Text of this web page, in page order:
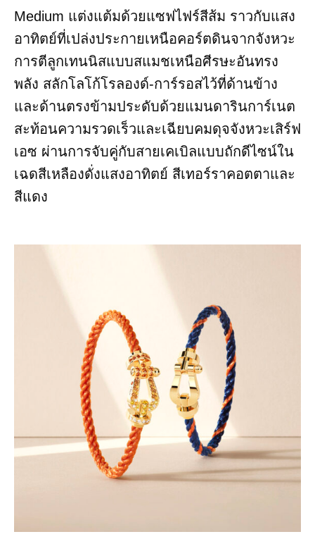
Medium แต่งแต้มด้วยแซฟไฟร์สีส้ม ราวกับแสง
อาทิตย์ที่เปล่งประกายเหนือคอร์ตดินจากจังหวะ
การตีลูกเทนนิสแบบสแมชเหนือศีรษะอันทรง
พลัง สลักโลโก้โรลองด์-การ์รอสไว้ที่ด้านข้าง
และด้านตรงข้ามประดับด้วยแมนดารินการ์เนต
สะท้อนความรวดเร็วและเฉียบคมดุจจังหวะเสิร์ฟ
เอซ ผ่านการจับคู่กับสายเคเบิลแบบถักดีไซน์ใน
เฉดสีเหลืองดั่งแสงอาทิตย์ สีเทอร์ราคอตตาและ
สีแดง